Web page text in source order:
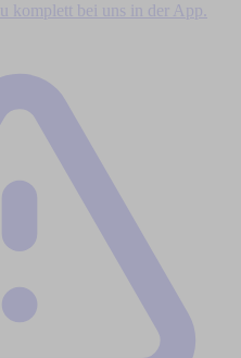
komplett bei uns in der App.